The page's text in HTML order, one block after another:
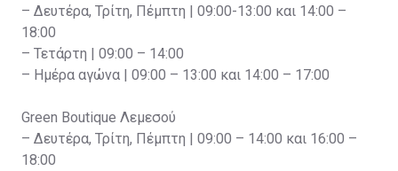
– Δευτέρα, Τρίτη, Πέμπτη | 09:00-13:00 και 14:00 –
18:00
– Τετάρτη | 09:00 – 14:00
– Ημέρα αγώνα | 09:00 – 13:00 και 14:00 – 17:00
Green Boutique Λεμεσού
– Δευτέρα, Τρίτη, Πέμπτη | 09:00 – 14:00 και 16:00 –
18:00